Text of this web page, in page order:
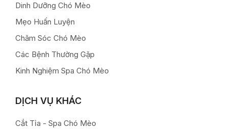
Dinh Dưỡng Chó Mèo
Mẹo Huấn Luyện
Chăm Sóc Chó Mèo
Các Bệnh Thường Gặp
Kinh Nghiệm Spa Chó Mèo
DỊCH VỤ KHÁC
Cắt Tỉa - Spa Chó Mèo